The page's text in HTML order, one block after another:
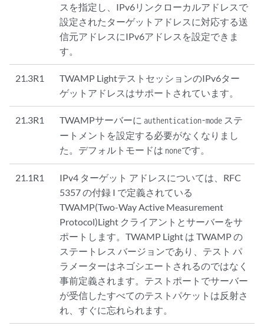
スを指定し、IPv6リンクローカルアドレスで
設定されたターゲットアドレスに対応する送
信元アドレスにIPv6アドレスを設定できま
す。
21.3R1
TWAMP LightテストセッションのIPv6ター
ゲットアドレスはサポートされています。
21.3R1 TWAMPサーバーに authentication-mode ステ
ートメントを設定する必要がなくなりまし
た。デフォルトモードは noneです。
21.1R1
IPv4 ターゲット アドレスについては、RFC
5357 の付録 I で定義されている
TWAMP(Two-Way Active Measurement
Protocol)Light クライアントとサーバーをサ
ポートします。TWAMP Light は TWAMP の
ステートレス バージョンであり、テスト パ
ラメーターはネゴシエートされるのではなく
事前定義されます。テストポートでサーバー
が受信したすべてのテストパケットは反射さ
れ、すぐに忘れられます。